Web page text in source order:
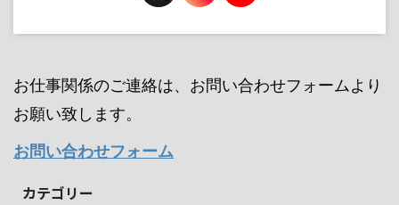
お仕事関係のご連絡は、お問い合わせフォームより
お願い致します。
お問い合わせフォーム
カテゴリー